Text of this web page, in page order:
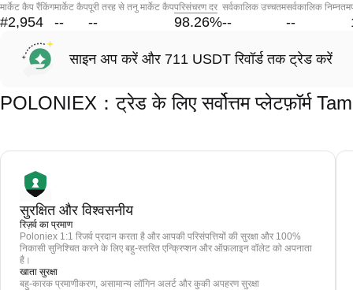
मार्केट कैप रैंकिंग
#2,954
मार्केट कैप
--
पूरी तरह से तनु मार्केट कैप
--
परिसंचरण दर
98.26%
सर्वकालिक उच्चतम
--
सर्वकालिक निम्नतम
--
साइन अप करें और 711 USDT रिवॉर्ड तक ट्रेड करें
POLONIEX：ट्रेड के लिए सर्वोत्तम प्लेटफ़ॉर्म
सुरक्षित और विश्वसनीय
रिज़र्व का प्रमाण
Poloniex 1:1 रिजर्व प्रदान करता है और आपकी परिसंपत्तियों की सुरक्षा और 100%
निकासी सुनिश्चित करने के लिए बहु-स्तरित एन्क्रिप्शन और ऑफ़लाइन वॉलेट को अपनाता
है।
खाता सुरक्षा
बहु-कारक प्रमाणीकरण, असामान्य लॉगिन अलर्ट और कुकी अपहरण सुरक्षा